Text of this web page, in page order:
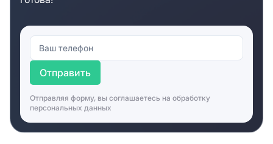
Отправить
Отправляя форму, вы соглашаетесь на обработку
персональных данных